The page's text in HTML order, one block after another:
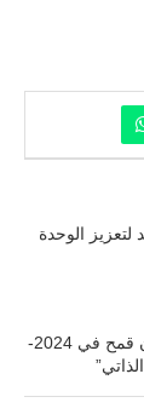
لتعزيز الوحدة
“الحملة القومية للقمح نستهدف زراعة 3.5 مليون فدان قمح في 2024-